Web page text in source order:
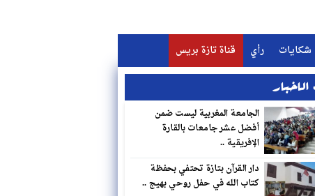
شكايات رأي
قناة تازة بريس
الجامعة المغربية ليست ضمن
أفضل عشر جامعات بالقارة
الإفريقية ..
دار القرآن بتازة تحتفي بحفظة
كتاب الله في حفل روحي بهيج ..